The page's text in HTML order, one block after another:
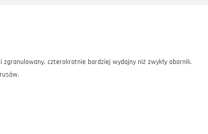
czterokrotnie bardziej wydajny niż zwykły obornik.